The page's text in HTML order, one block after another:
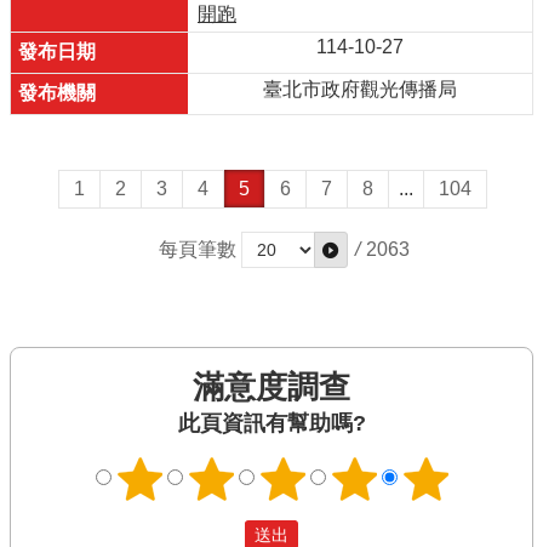
開跑
114-10-27
臺北市政府觀光傳播局
1 2 3 4 5 6 7 8 ... 104
每頁筆數 / 2063
滿意度調查
此頁資訊有幫助嗎?